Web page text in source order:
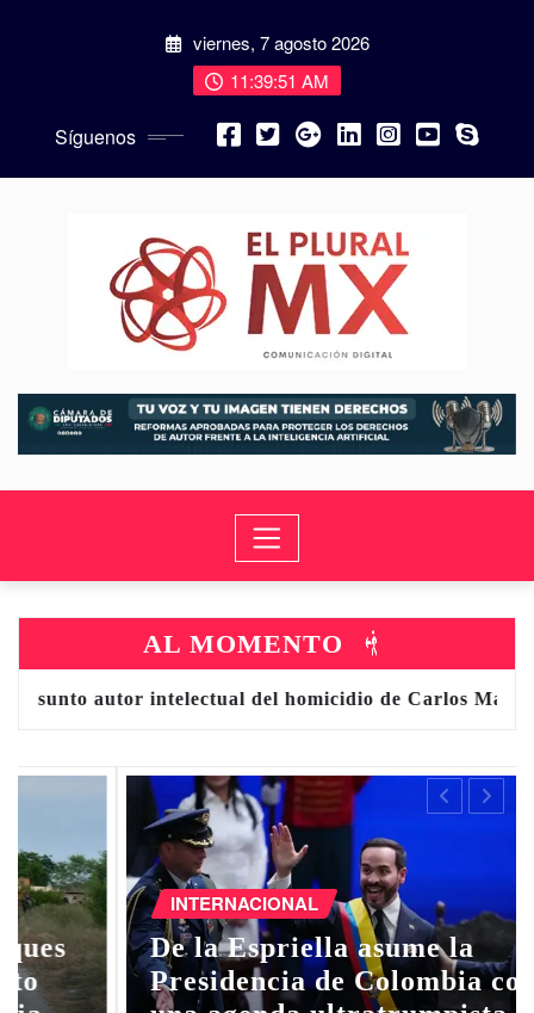
viernes, 7 agosto 2026
11:39:53 AM
Síguenos
AL MOMENTO
del homicidio de Carlos Manzo Juez
INTERNACIONAL
la Espriella asume la
de Colombia con
un